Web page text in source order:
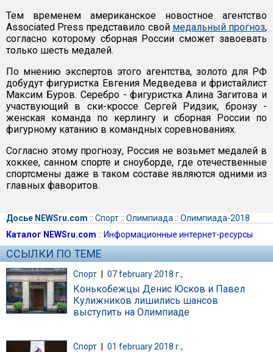
Тем временем американское новостное агентство
Associated Press представило свой медальный прогноз,
согласно которому сборная России сможет завоевать
только шесть медалей.
По мнению экспертов этого агентства, золото для РФ
добудут фигуристка Евгения Медведева и фристайлист
Максим Буров. Серебро - фигуристка Алина Загитова и
участвующий в ски-кроссе Сергей Ридзик, бронзу -
женская команда по керлингу и сборная России по
фигурному катанию в командных соревнованиях.
Согласно этому прогнозу, Россия не возьмет медалей в
хоккее, санном спорте и сноуборде, где отечественные
спортсмены даже в таком составе являются одними из
главных фаворитов.
Досье NEWSru.com :: Спорт:: Олимпиада :: Олимпиада-2018
Каталог NEWSru.com :: Информационные интернет-ресурсы
ССЫЛКИ ПО ТЕМЕ
Спорт | 07 february 2018 г.,
Конькобежцы Денис Юсков и Павел
Кулижников лишились шансов
выступить на Олимпиаде
Спорт 01 february 2018 г.,